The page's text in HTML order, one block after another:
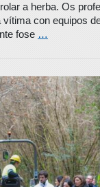
a herba. Os
vítima con equipos
fose …